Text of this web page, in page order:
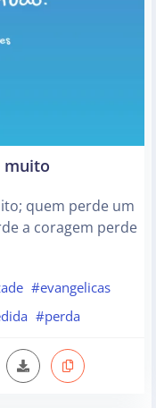
muito
quem perde um
a coragem perde
#evangelicas
#perda